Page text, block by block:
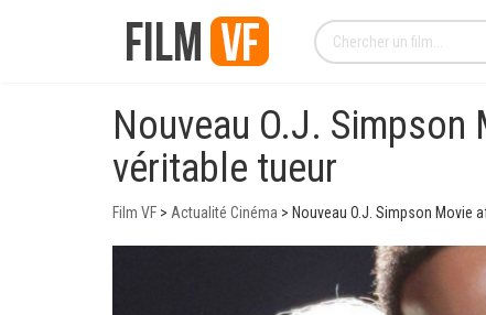
Nouveau O.J.
véritable tueur
Film VF > Actualité Cinéma > Nouveau O.J. Simpson Movie